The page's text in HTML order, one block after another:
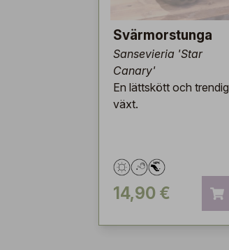
Svärmorstunga
Sansevieria 'Star
Canary'
En lättskött och trendig
växt.
14,90 €